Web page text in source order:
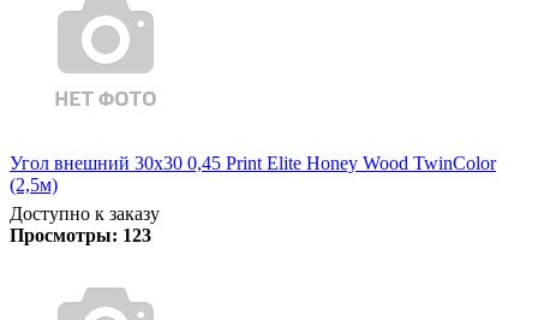
Угол внешний 30х30 0,45 Print Elite Honey Wood TwinColor
(2,5м)
Доступно к заказу
Просмотры: 123